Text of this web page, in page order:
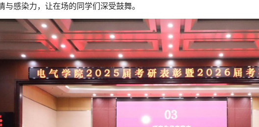
与感染力，让在场的同学们深受鼓舞。